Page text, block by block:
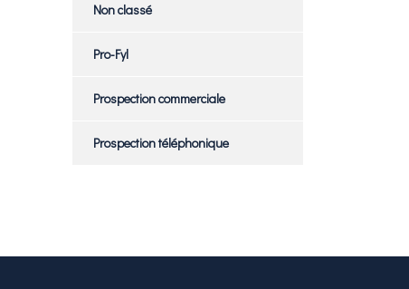
Non classé
Pro-Fyl
Prospection commerciale
Prospection téléphonique